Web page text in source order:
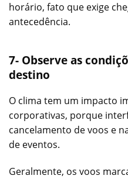
horário, fato que exige
antecedência.
7- Observe as
destino
O clima tem um impacto
corporativas, porque
cancelamento de voos e
de eventos.
Geralmente, os voos